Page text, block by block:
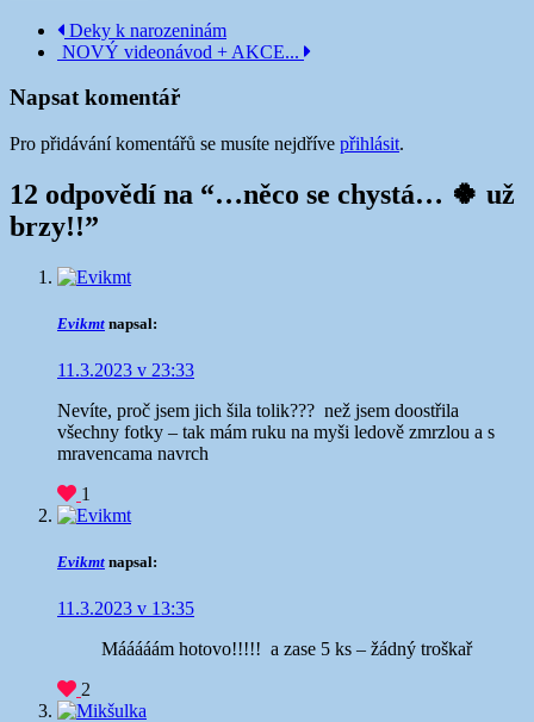
Navigace
příspěvku
Deky k narozeninám
NOVÝ videonávod + AKCE...
Napsat komentář
Pro přidávání komentářů se musíte nejdříve přihlásit.
12 odpovědí na “…něco se chystá… 🍀 už
brzy!!”
Evikmt napsal:
11.3.2023 v 23:33
Nevíte, proč jsem jich šila tolik??? než jsem doostřila
všechny fotky – tak mám ruku na myši ledově zmrzlou a s
mravencama navrch
1
Evikmt napsal:
11.3.2023 v 13:35
Mááááám hotovo!!!!! a zase 5 ks – žádný troškař
2